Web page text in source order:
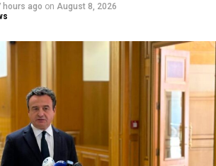
hours ago on August 8, 2026